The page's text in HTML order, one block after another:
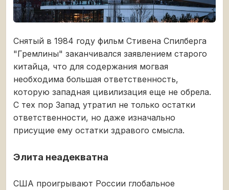
Снятый в 1984 году фильм Стивена Спилберга
"Гремлины" заканчивался заявлением старого
китайца, что для содержания могвая
необходима большая ответственность,
которую западная цивилизация еще не обрела.
С тех пор Запад утратил не только остатки
ответственности, но даже изначально
присущие ему остатки здравого смысла.
Элита неадекватна
США проигрывают России глобальное